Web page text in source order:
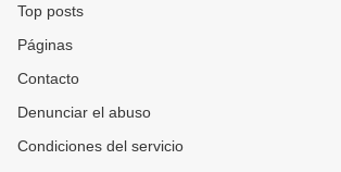
Top posts
Páginas
Contacto
Denunciar el abuso
Condiciones del servicio